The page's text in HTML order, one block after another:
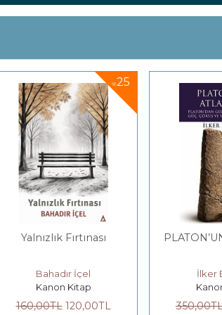
%25
Yalnızlık Fırtınası
Bahadır İçel
Kanon Kitap
160,00TL 120,00TL
İlker
350,00